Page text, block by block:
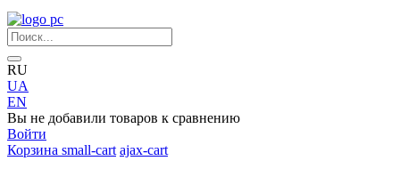
RU
UA
EN
Вы не добавили товаров к сравнению
Войти
Корзина small-cart ajax-cart